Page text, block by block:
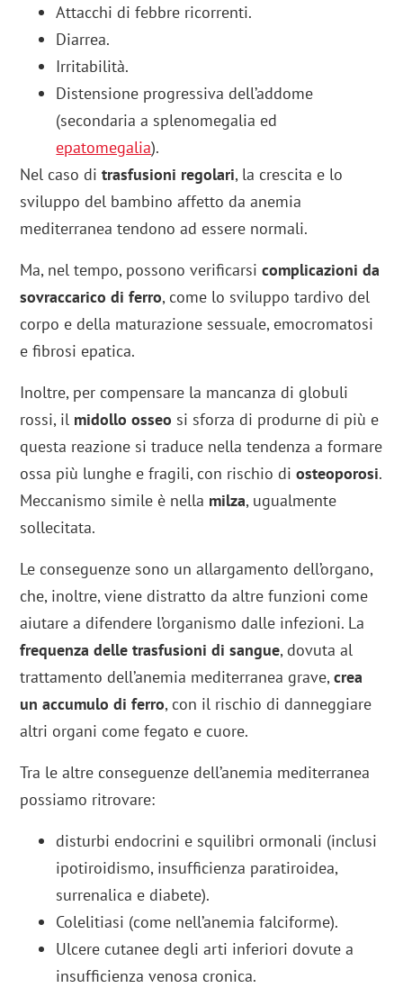
Attacchi di febbre ricorrenti.
Diarrea.
Irritabilità.
Distensione progressiva dell’addome
(secondaria a splenomegalia ed
epatomegalia).
Nel caso ditrasfusioni regolari, la crescita e lo
sviluppo del bambino affetto da anemia
mediterranea tendono ad essere normali.
Ma, nel tempo, possono verificarsicomplicazioni da
sovraccarico di ferro, come lo sviluppo tardivo del
corpo e della maturazione sessuale, emocromatosi
e fibrosi epatica.
Inoltre, per compensare la mancanza di globuli
rossi, il midollo osseo si sforza di produrne di più e
questa reazione si traduce nella tendenza a formare
ossa più lunghe e fragili, con rischio diosteoporosi.
Meccanismo simile è nella milza, ugualmente
sollecitata.
Le conseguenze sono un allargamento dell’organo,
che, inoltre, viene distratto da altre funzioni come
aiutare a difendere l’organismo dalle infezioni. La
frequenza delle trasfusioni di sangue, dovuta al
trattamento dell’anemia mediterranea grave,crea
un accumulo di ferro, con il rischio di danneggiare
altri organi come fegato e cuore.
Tra le altre conseguenze dell’anemia mediterranea
possiamo ritrovare:
disturbi endocrini e squilibri ormonali (inclusi
ipotiroidismo, insufficienza paratiroidea,
surrenalica e diabete).
Colelitiasi (come nell’anemia falciforme).
Ulcere cutanee degli arti inferiori dovute a
insufficienza venosa cronica.